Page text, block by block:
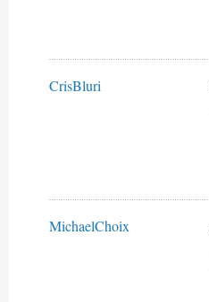
CrisBluri
MichaelChoix